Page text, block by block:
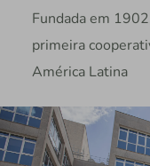
Fundada em
primeira
América Latina